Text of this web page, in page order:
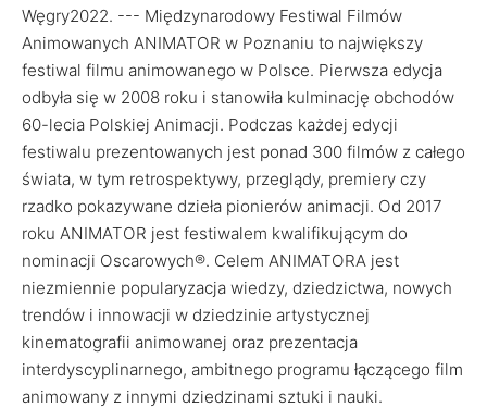
Węgry2022. --- Międzynarodowy Festiwal Filmów
Animowanych ANIMATOR w Poznaniu to największy
festiwal filmu animowanego w Polsce. Pierwsza edycja
odbyła się w 2008 roku i stanowiła kulminację obchodów
60-lecia Polskiej Animacji. Podczas każdej edycji
festiwalu prezentowanych jest ponad 300 filmów z całego
świata, w tym retrospektywy, przeglądy, premiery czy
rzadko pokazywane dzieła pionierów animacji. Od 2017
roku ANIMATOR jest festiwalem kwalifikującym do
nominacji Oscarowych®. Celem ANIMATORA jest
niezmiennie popularyzacja wiedzy, dziedzictwa, nowych
trendów i innowacji w dziedzinie artystycznej
kinematografii animowanej oraz prezentacja
interdyscyplinarnego, ambitnego programu łączącego film
animowany z innymi dziedzinami sztuki i nauki.